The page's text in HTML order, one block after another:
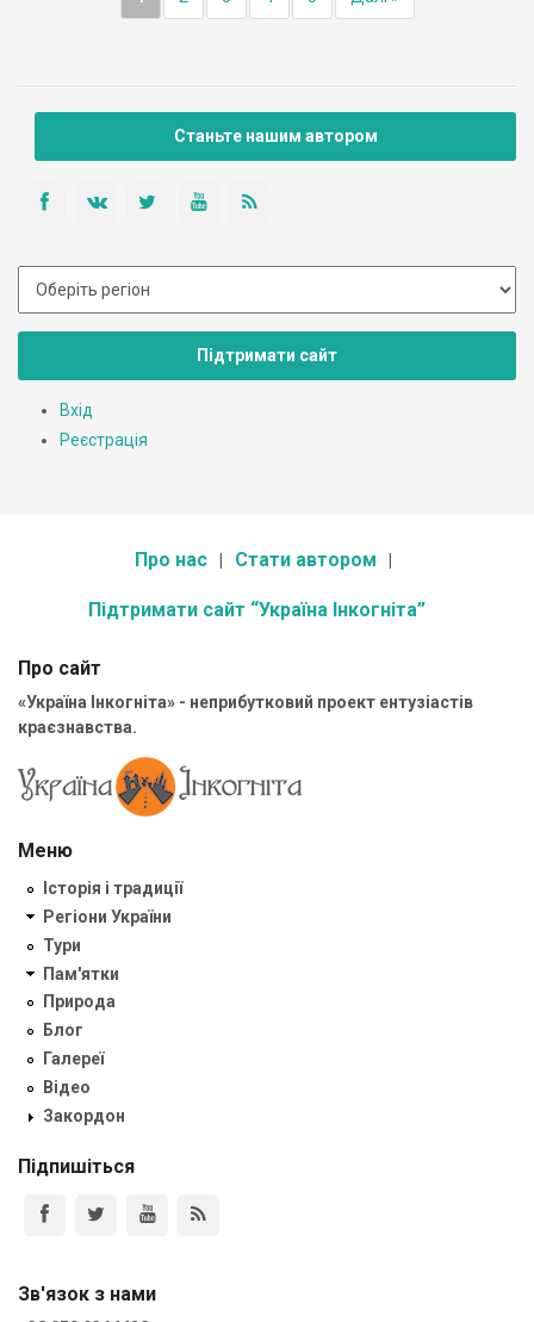
Станьте нашим автором
Підтримати сайт
Вхід
Реєстрація
Про нас Стати автором
Підтримати сайт “Україна Інкогніта”
Про сайт
«Україна Інкогніта» - неприбутковий проект ентузіастів
краєзнавства.
Меню
Історія і традиції
Регіони України
Тури
Пам'ятки
Природа
Блог
Галереї
Відео
Закордон
Підпишіться
Зв'язок з нами